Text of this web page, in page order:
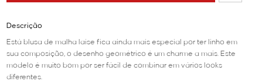
Descrição
Está blusa de malha laise fica ainda mais especial por ter linho em
sua composição, o desenho geométrico é um charme a mais. Este
modelo é muito bom por ser fácil de combinar em vários looks
diferentes.